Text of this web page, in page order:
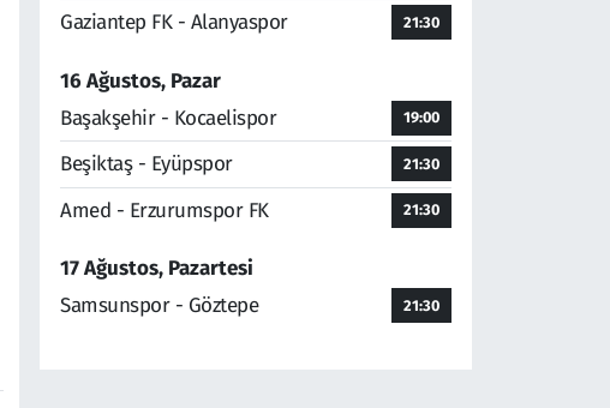
Gaziantep FK - Alanyaspor 21:30
16 Ağustos, Pazar
Başakşehir - Kocaelispor
19:00
Beşiktaş - Eyüpspor 21:30
Amed - Erzurumspor FK 21:30
17 Ağustos, Pazartesi
Samsunspor - Göztepe
21:30